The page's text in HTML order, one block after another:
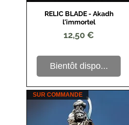
Aperçu rapide
RELIC BLADE - Akadh
l'immortel
Prix
12,50 €
Bientôt dispo...
SUR COMMANDE